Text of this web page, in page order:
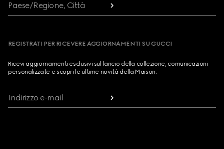
Paese/Regione, Città
REGISTRATI PER RICEVERE AGGIORNAMENTI SU GUCCI
Ricevi aggiornamenti esclusivi sul lancio della collezione, comunicazioni
personalizzate e scopri le ultime novità della Maison.
Indirizzo e-mail